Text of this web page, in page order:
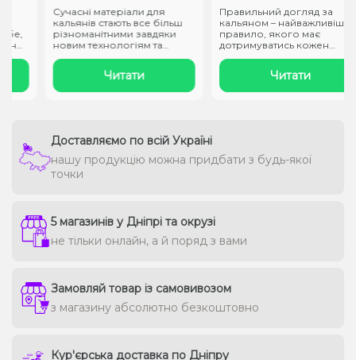
Сучасні матеріали для
кальянів стають все більш
різноманітними завдяки
новим технологіям та
Читати
Правильний догляд за
кальяном – найважливіше
правило, якого має
дотримуватись кожен
Читати
Доставляємо по всій Україні
нашу продукцію можна придбати з будь-якої
точки
5 магазинів у Дніпрі та окрузі
не тільки онлайн, а й поряд з вами
Замовляй товар із самовивозом
з магазину абсолютно безкоштовно
Кур'єрська доставка по Дніпру